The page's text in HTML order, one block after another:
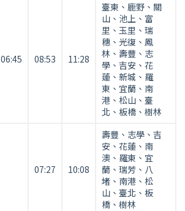
06:45 08:53 11:28
臺東、鹿野、關
山、池上、富
里、玉里、瑞
穗、光復、鳳
林、壽豐、志
學、吉安、花
蓮、新城、羅
東、宜蘭、南
港、松山、臺
北、板橋、樹林
07:27 10:08
壽豐、志學、吉
安、花蓮、南
澳、羅東、宜
蘭、瑞芳、八
堵、南港、松
山、臺北、板
橋、樹林